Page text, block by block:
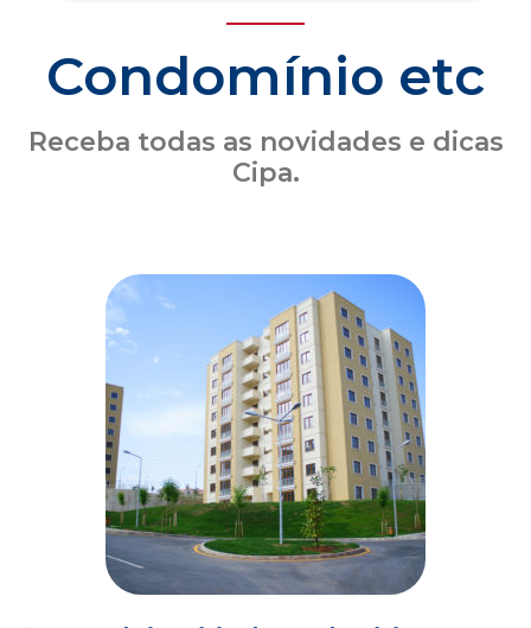
Seguro obrigatório de condomínio: o que o
síndico precisa saber sobre a atualização
das coberturas
Quais são os principais desafios enfrentados pelos
síndicos ao gerenciar o seguro obrigatório de